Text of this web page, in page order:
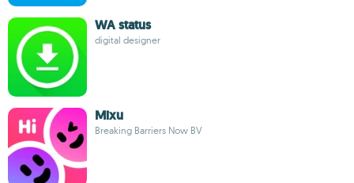
WA status
digital designer
Mixu
Breaking Barriers Now BV